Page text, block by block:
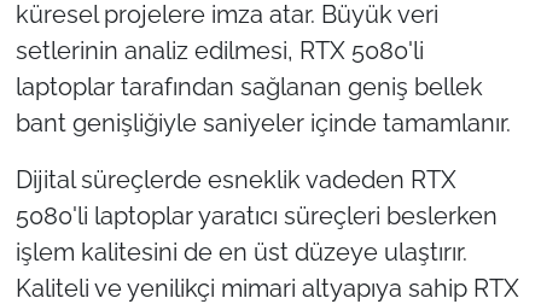
küresel projelere imza atar. Büyük veri
setlerinin analiz edilmesi, RTX 5080'li
laptoplar tarafından sağlanan geniş bellek
bant genişliğiyle saniyeler içinde tamamlanır.
Dijital süreçlerde esneklik vadeden RTX
5080'li laptoplar yaratıcı süreçleri beslerken
işlem kalitesini de en üst düzeye ulaştırır.
Kaliteli ve yenilikçi mimari altyapıya sahip RTX